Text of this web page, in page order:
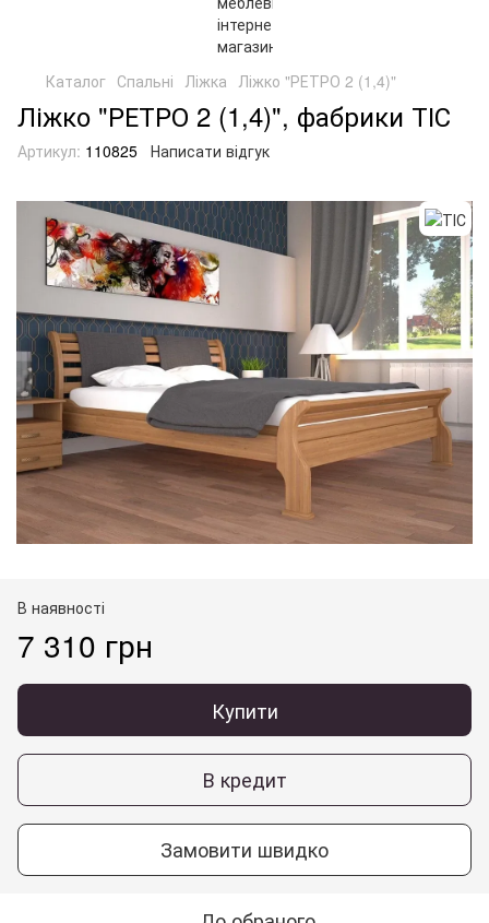
Каталог Спальні Ліжка Ліжко "РЕТРО 2 (1,4)"
Ліжко "РЕТРО 2 (1,4)", фабрики ТІС
Артикул: 110825 Написати відгук
В наявності
7 310 грн
Купити
В кредит
Замовити швидко